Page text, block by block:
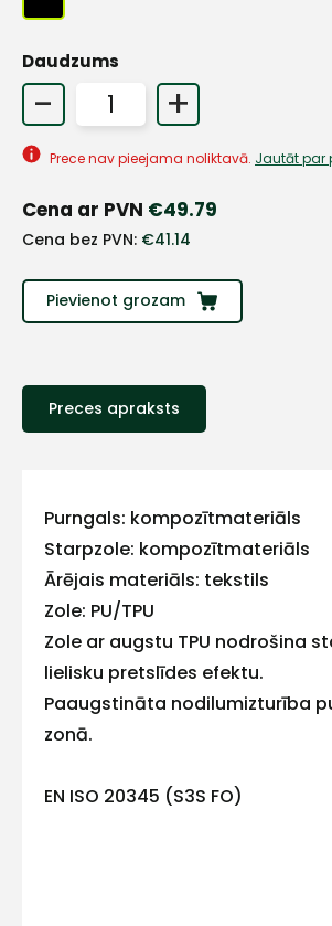
Daudzums
- +
Prece nav pieejama noliktavā. Jautāt par
Cena ar PVN €49.79
Cena bez PVN: €41.14
Pievienot grozam
Preces apraksts
Purngals: kompozītmateriāls
Starpzole: kompozītmateriāls
Ārējais materiāls: tekstils
Zole: PU/TPU
Zole ar augstu TPU nodrošina
lielisku pretslīdes efektu.
Paaugstināta nodilumizturība
zonā.
EN ISO 20345 (S3S FO)
ar
pēc
ātrāk
+